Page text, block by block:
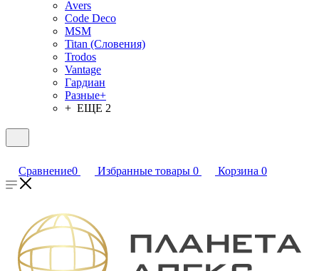
Avers
Code Deco
MSM
Titan (Словения)
Trodos
Vantage
Гардиан
Разные+
+ ЕЩЕ 2
Сравнение0 Избранные товары 0 Корзина 0